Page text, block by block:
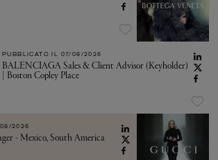
PUBBLICATO IL 07/08/2026
BALENCIAGA Sales & Client Advisor (Keyholder)
| Boston Copley Place
2026
- Mexico, South America